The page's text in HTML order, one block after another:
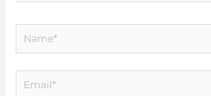
Name*
Email*